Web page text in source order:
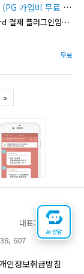
코스모스팜 페이 for KBoard (PG 가입비 무료 이벤트)
코스모스팜에서 제공하는 KBoard 결제 플러그인입니다.
무료
»
대표:채찬
607
개인정보취급방침
AI 상담